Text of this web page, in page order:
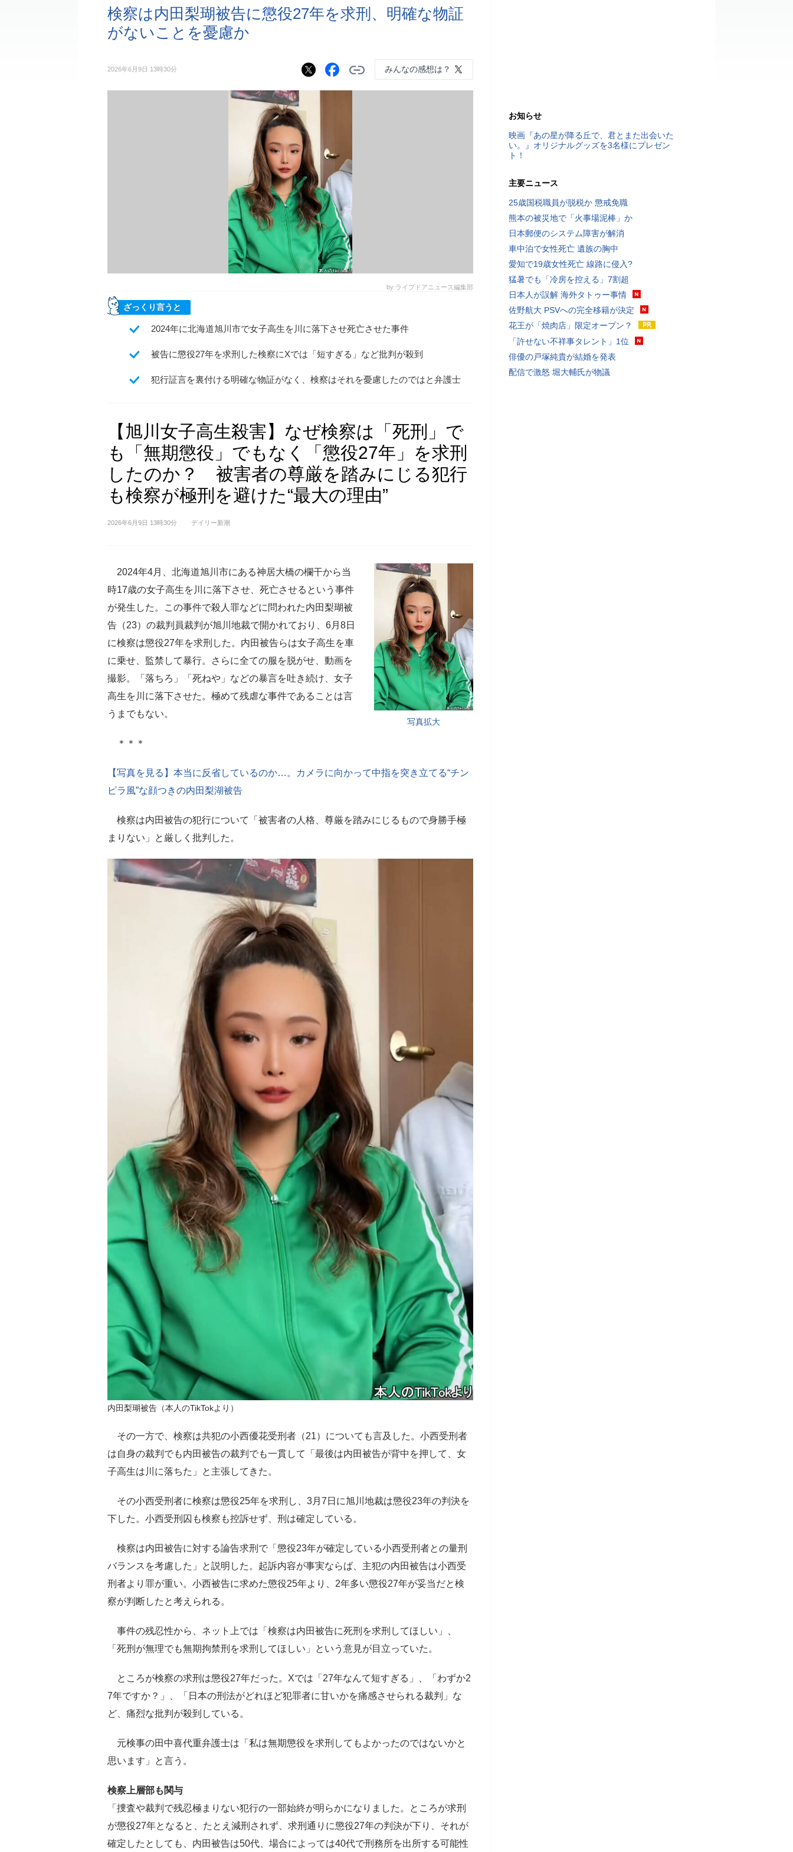
検察は内田梨瑚被告に懲役27年を求刑、明確な物証
がないことを憂慮か
2026年6月9日 13時30分 みんなの感想は？
by ライブドアニュース編集部
ざっくり言うと
2024年に北海道旭川市で女子高生を川に落下させ死亡させた事件
被告に懲役27年を求刑した検察にXでは「短すぎる」など批判が殺到
犯行証言を裏付ける明確な物証がなく、検察はそれを憂慮したのではと弁護士
【旭川女子高生殺害】なぜ検察は「死刑」で
も「無期懲役」でもなく「懲役27年」を求刑
したのか？ 被害者の尊厳を踏みにじる犯行
も検察が極刑を避けた“最大の理由”
2026年6月9日 13時30分 デイリー新潮
写真拡大
2024年4月、北海道旭川市にある神居大橋の欄干から当
時17歳の女子高生を川に落下させ、死亡させるという事件
が発生した。この事件で殺人罪などに問われた内田梨瑚被
告（23）の裁判員裁判が旭川地裁で開かれており、6月8日
に検察は懲役27年を求刑した。内田被告らは女子高生を車
に乗せ、監禁して暴行。さらに全ての服を脱がせ、動画を
撮影。「落ちろ」「死ねや」などの暴言を吐き続け、女子
高生を川に落下させた。極めて残虐な事件であることは言
うまでもない。
＊＊＊
【写真を見る】本当に反省しているのか…。カメラに向かって中指を突き立てる“チン
ピラ風”な顔つきの内田梨湖被告
検察は内田被告の犯行について「被害者の人格、尊厳を踏みにじるもので身勝手極
まりない」と厳しく批判した。
内田梨瑚被告（本人のTikTokより）
その一方で、検察は共犯の小西優花受刑者（21）についても言及した。小西受刑者
は自身の裁判でも内田被告の裁判でも一貫して「最後は内田被告が背中を押して、女
子高生は川に落ちた」と主張してきた。
その小西受刑者に検察は懲役25年を求刑し、3月7日に旭川地裁は懲役23年の判決を
下した。小西受刑囚も検察も控訴せず、刑は確定している。
検察は内田被告に対する論告求刑で「懲役23年が確定している小西受刑者との量刑
バランスを考慮した」と説明した。起訴内容が事実ならば、主犯の内田被告は小西受
刑者より罪が重い。小西被告に求めた懲役25年より、2年多い懲役27年が妥当だと検
察が判断したと考えられる。
事件の残忍性から、ネット上では「検察は内田被告に死刑を求刑してほしい」、
「死刑が無理でも無期拘禁刑を求刑してほしい」という意見が目立っていた。
ところが検察の求刑は懲役27年だった。Xでは「27年なんて短すぎる」、「わずか2
7年ですか？」、「日本の刑法がどれほど犯罪者に甘いかを痛感させられる裁判」な
ど、痛烈な批判が殺到している。
元検事の田中喜代重弁護士は「私は無期懲役を求刑してもよかったのではないかと
思います」と言う。
検察上層部も関与
「捜査や裁判で残忍極まりない犯行の一部始終が明らかになりました。ところが求刑
が懲役27年となると、たとえ減刑されず、求刑通りに懲役27年の判決が下り、それが
確定したとしても、内田被告は50代、場合によっては40代で刑務所を出所する可能性
お知らせ
映画『あの星が降る丘で、君とまた出会いた
い。』オリジナルグッズを3名様にプレゼン
ト！
主要ニュース
25歳国税職員が脱税か 懲戒免職
熊本の被災地で「火事場泥棒」か
日本郵便のシステム障害が解消
車中泊で女性死亡 遺族の胸中
愛知で19歳女性死亡 線路に侵入?
猛暑でも「冷房を控える」7割超
日本人が誤解 海外タトゥー事情
佐野航大 PSVへの完全移籍が決定
花王が「焼肉店」限定オープン？
「許せない不祥事タレント」1位
俳優の戸塚純貴が結婚を発表
配信で激怒 堀大輔氏が物議